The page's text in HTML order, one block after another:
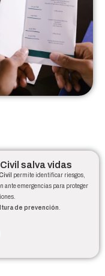
salva vidas
permite identificar riesgos,
ante emergencias para proteger
de prevención